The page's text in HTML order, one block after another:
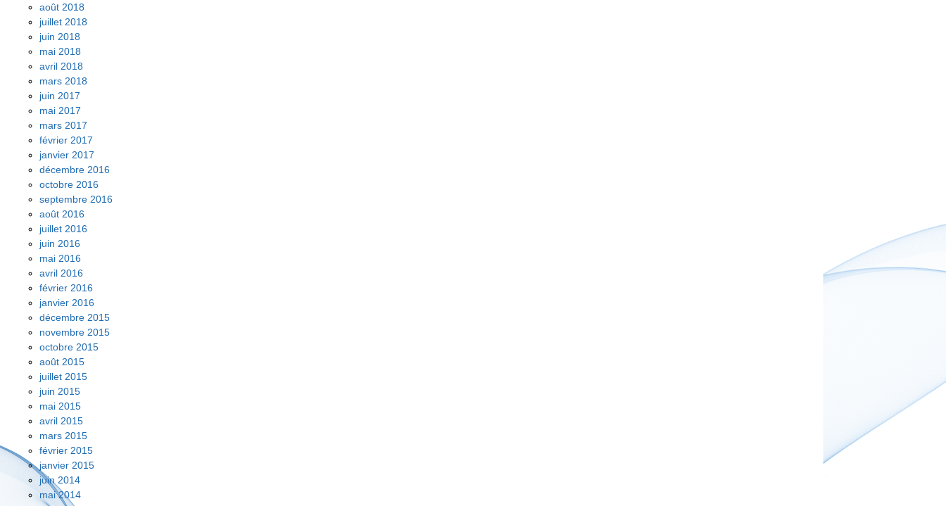
août 2018
juillet 2018
juin 2018
mai 2018
avril 2018
mars 2018
juin 2017
mai 2017
mars 2017
février 2017
janvier 2017
décembre 2016
octobre 2016
septembre 2016
août 2016
juillet 2016
juin 2016
mai 2016
avril 2016
février 2016
janvier 2016
décembre 2015
novembre 2015
octobre 2015
août 2015
juillet 2015
juin 2015
mai 2015
avril 2015
mars 2015
février 2015
janvier 2015
juin 2014
mai 2014